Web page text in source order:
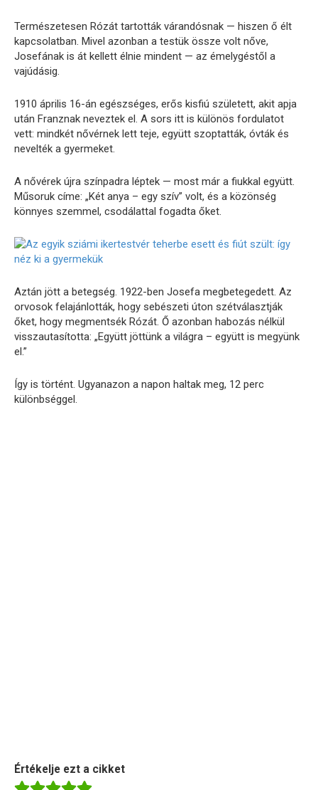
Természetesen Rózát tartották várandósnak — hiszen ő élt
kapcsolatban. Mivel azonban a testük össze volt nőve,
Josefának is át kellett élnie mindent — az émelygéstől a
vajúdásig.
1910 április 16-án egészséges, erős kisfiú született, akit apja
után Franznak neveztek el. A sors itt is különös fordulatot
vett: mindkét nővérnek lett teje, együtt szoptatták, óvták és
nevelték a gyermeket.
A nővérek újra színpadra léptek — most már a fiukkal együtt.
Műsoruk címe: „Két anya – egy szív” volt, és a közönség
könnyes szemmel, csodálattal fogadta őket.
Aztán jött a betegség. 1922-ben Josefa megbetegedett. Az
orvosok felajánlották, hogy sebészeti úton szétválasztják
őket, hogy megmentsék Rózát. Ő azonban habozás nélkül
visszautasította: „Együtt jöttünk a világra – együtt is megyünk
el.”
Így is történt. Ugyanazon a napon haltak meg, 12 perc
különbséggel.
Értékelje ezt a cikket